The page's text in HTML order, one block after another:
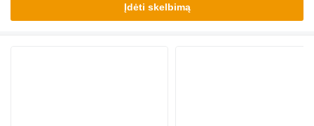
Įdėti skelbimą